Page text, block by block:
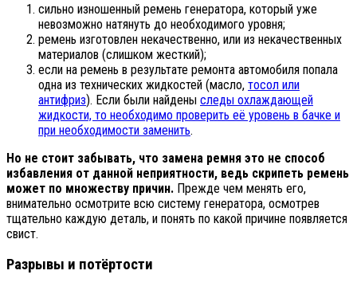
сильно изношенный ремень генератора, который уже
невозможно натянуть до необходимого уровня;
ремень изготовлен некачественно, или из некачественных
материалов (слишком жесткий);
если на ремень в результате ремонта автомобиля попала
одна из технических жидкостей (масло, тосол или
антифриз). Если были найдены следы охлаждающей
жидкости, то необходимо проверить её уровень в бачке и
при необходимости заменить.
Но не стоит забывать, что замена ремня это не способ
избавления от данной неприятности, ведь скрипеть ремень
может по множеству причин. Прежде чем менять его,
внимательно осмотрите всю систему генератора, осмотрев
тщательно каждую деталь, и понять по какой причине появляется
свист.
Разрывы и потёртости